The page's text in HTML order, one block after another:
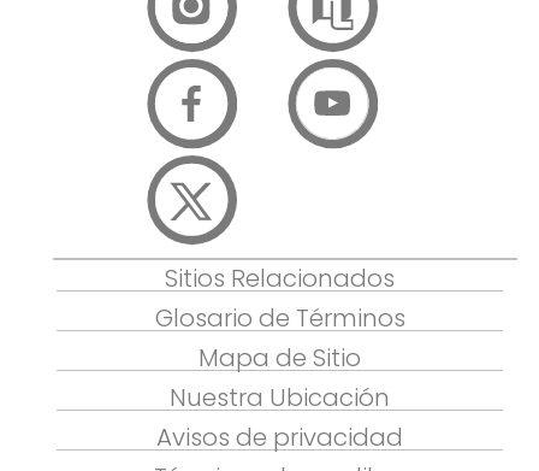
Sitios Relacionados
Glosario de Términos
Mapa de Sitio
Nuestra Ubicación
Avisos de privacidad